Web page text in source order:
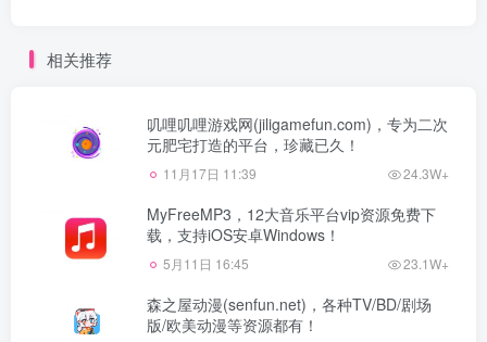
相关推荐
叽哩叽哩游戏网(jiligamefun.com)，专为二次
元肥宅打造的平台，珍藏已久！
11月17日 11:39 24.3W+
MyFreeMP3，12大音乐平台vip资源免费下
载，支持iOS安卓Windows！
5月11日 16:45 23.1W+
森之屋动漫(senfun.net)，各种TV/BD/剧场
版/欧美动漫等资源都有！